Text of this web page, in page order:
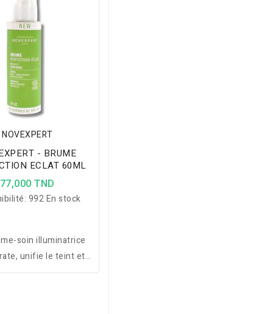
NOVEXPERT
- BRUME
ECLAT 60ML
77,000 TND
992 En stock
soin illuminatrice
unifie le teint et
les taches, tout en